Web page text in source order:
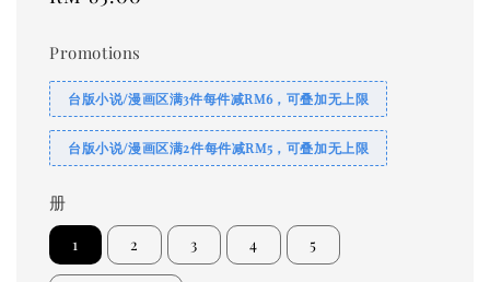
Promotions
台版小说/漫画区满3件每件减RM6，可叠加无上限
台版小说/漫画区满2件每件减RM5，可叠加无上限
册
1 2 3 4 5